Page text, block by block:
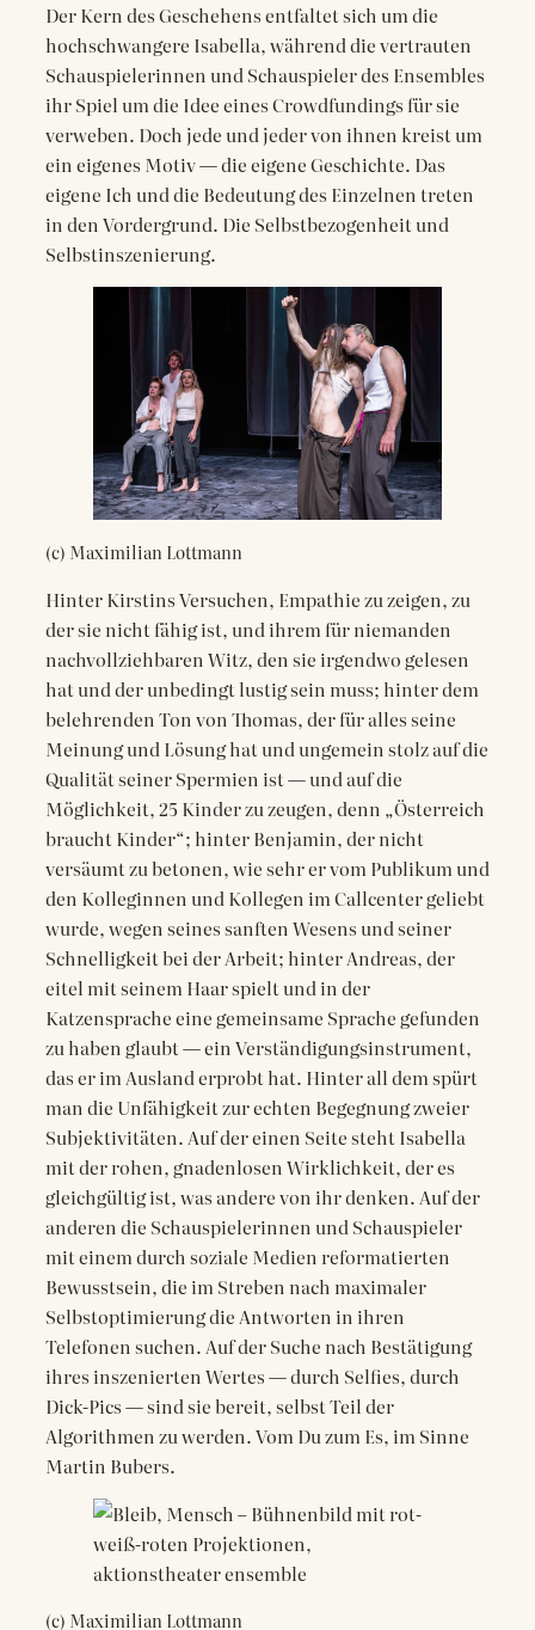
Der Kern des Geschehens entfaltet sich um die
hochschwangere Isabella, während die vertrauten
Schauspielerinnen und Schauspieler des Ensembles
ihr Spiel um die Idee eines Crowdfundings für sie
verweben. Doch jede und jeder von ihnen kreist um
ein eigenes Motiv — die eigene Geschichte. Das
eigene Ich und die Bedeutung des Einzelnen treten
in den Vordergrund. Die Selbstbezogenheit und
Selbstinszenierung.
(c) Maximilian Lottmann
Hinter Kirstins Versuchen, Empathie zu zeigen, zu
der sie nicht fähig ist, und ihrem für niemanden
nachvollziehbaren Witz, den sie irgendwo gelesen
hat und der unbedingt lustig sein muss; hinter dem
belehrenden Ton von Thomas, der für alles seine
Meinung und Lösung hat und ungemein stolz auf die
Qualität seiner Spermien ist — und auf die
Möglichkeit, 25 Kinder zu zeugen, denn „Österreich
braucht Kinder“; hinter Benjamin, der nicht
versäumt zu betonen, wie sehr er vom Publikum und
den Kolleginnen und Kollegen im Callcenter geliebt
wurde, wegen seines sanften Wesens und seiner
Schnelligkeit bei der Arbeit; hinter Andreas, der
eitel mit seinem Haar spielt und in der
Katzensprache eine gemeinsame Sprache gefunden
zu haben glaubt — ein Verständigungsinstrument,
das er im Ausland erprobt hat. Hinter all dem spürt
man die Unfähigkeit zur echten Begegnung zweier
Subjektivitäten. Auf der einen Seite steht Isabella
mit der rohen, gnadenlosen Wirklichkeit, der es
gleichgültig ist, was andere von ihr denken. Auf der
anderen die Schauspielerinnen und Schauspieler
mit einem durch soziale Medien reformatierten
Bewusstsein, die im Streben nach maximaler
Selbstoptimierung die Antworten in ihren
Telefonen suchen. Auf der Suche nach Bestätigung
ihres inszenierten Wertes — durch Selfies, durch
Dick-Pics — sind sie bereit, selbst Teil der
Algorithmen zu werden. Vom Du zum Es, im Sinne
Martin Bubers.
(c) Maximilian Lottmann